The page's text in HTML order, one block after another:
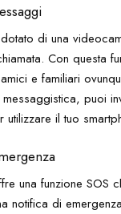
di una
Con questa
e familiari
puoi
il tuo
una funzione SOS
notifica di